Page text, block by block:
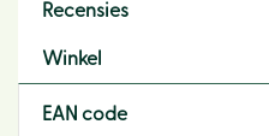
Recensies
Winkel
EAN code